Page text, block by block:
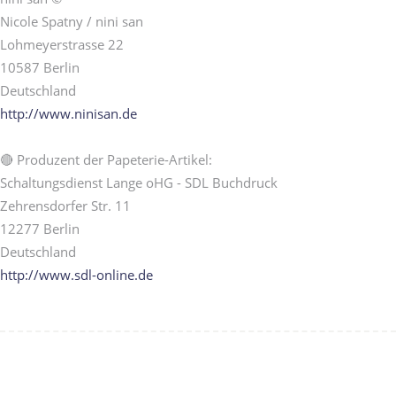
Nicole Spatny / nini san
Lohmeyerstrasse 22
10587 Berlin
Deutschland
http://www.ninisan.de
🔴 Produzent der Papeterie-Artikel:
Schaltungsdienst Lange oHG - SDL Buchdruck
Zehrensdorfer Str. 11
12277 Berlin
Deutschland
http://www.sdl-online.de